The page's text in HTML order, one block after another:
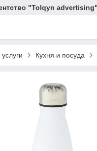
"Tolqyn advertising"
Кухня и посуда